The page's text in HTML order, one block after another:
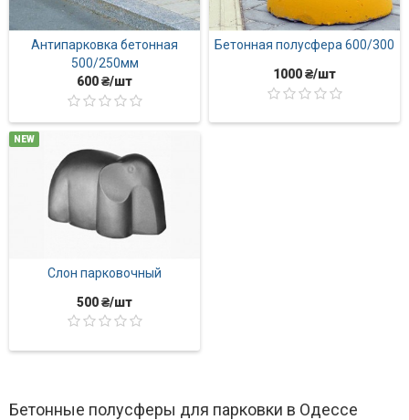
Антипарковка бетонная
500/250мм
600 ₴/шт
Бетонная полусфера 600/300
1000 ₴/шт
NEW
Слон парковочный
500 ₴/шт
Бетонные полусферы для парковки в Одессе